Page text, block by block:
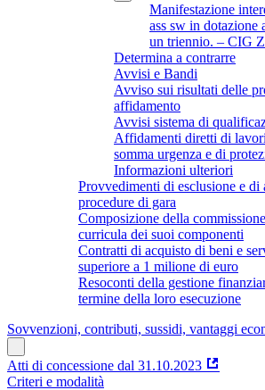
Manifestazione
ass sw in
un triennio. – CIG
Determina a contrarre
Avvisi e Bandi
Avviso sui risultati delle
affidamento
Avvisi sistema di
Affidamenti diretti di
somma urgenza e di
Informazioni ulteriori
Provvedimenti di esclusione e di
procedure di gara
Composizione della
curricula dei suoi componenti
Contratti di acquisto di beni e
superiore a 1 milione di euro
Resoconti della gestione
termine della loro esecuzione
Sovvenzioni, contributi, sussidi, vantaggi
Atti di concessione dal 31.10.2023
Criteri e modalità